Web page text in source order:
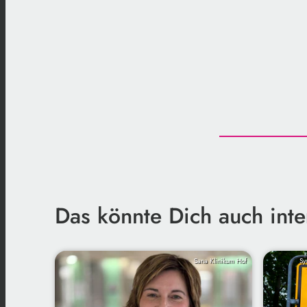
Das könnte Dich auch
Sana Klinikum Hof